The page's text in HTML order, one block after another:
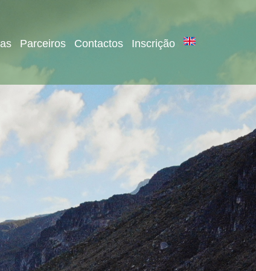
Parceiros Contactos Inscrição